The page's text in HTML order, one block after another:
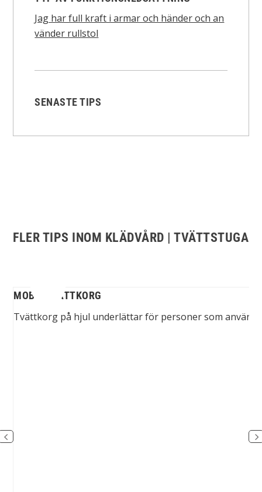
Jag har full kraft i armar och händer och an
vänder rullstol
SENASTE TIPS
FLER TIPS INOM KLÄDVÅRD | TVÄTTSTUGA
MOBIL TVÄTTKORG
Tvättkorg på hjul underlättar för personer som